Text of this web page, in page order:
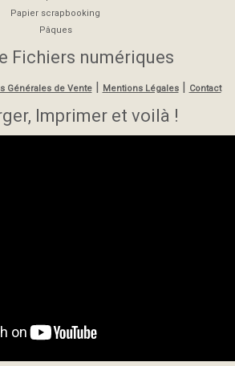
Papier scrapbooking
Pâques
Fichiers numériques
Générales de Vente| Mentions Légales Contact
Imprimer et voilà !